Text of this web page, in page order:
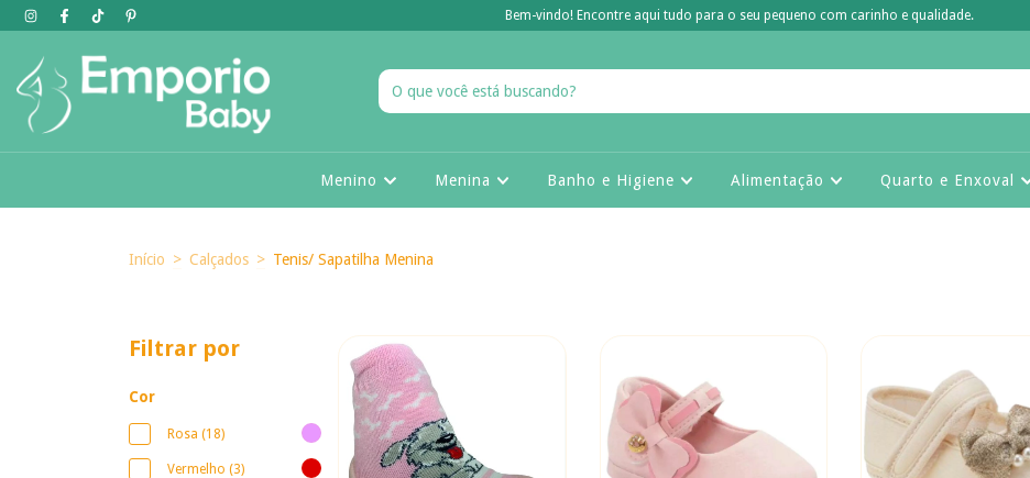
Bem-vindo! Encontre aqui tudo para o seu pequeno com carinho e qualidade.
Menino Menina Banho e Higiene Alimentação Quarto e Enxoval
Início > Calçados > Tenis/ Sapatilha Menina
Filtrar por
Cor
Rosa (18)
Vermelho (3)